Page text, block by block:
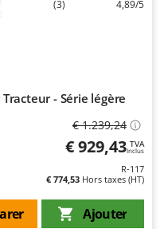
(3) 4,89/5
- Série légère
€ 1.239,24
€ 929,43 TVA
Inclus
R-117
€ 774,53 Hors taxes (HT)
Ajouter